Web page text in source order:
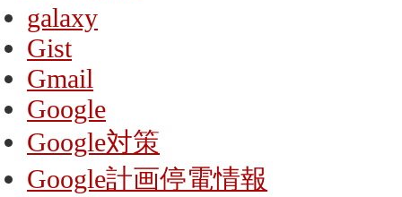
galaxy
Gist
Gmail
Google
Google対策
Google計画停電情報